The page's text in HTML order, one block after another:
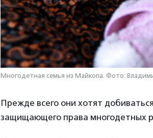
Многодетная семья из Майкопа. Фото:
Прежде всего они хотят
защищающего права многодетных